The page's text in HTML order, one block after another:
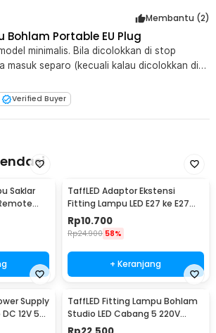
Membantu (2)
Bohlam Portable EU Plug
Bila dicolokkan di stop
masuk separo (kecuali kalau dicolokkan di
Beli 2 hanya untuk koleksi.
Verified Buyer
Saklar
680
TaffLED Adaptor Ekstensi
Fitting Lampu LED E27 ke E27
19.5cm 1 PCS - HF-400
Rp10.700
Rp24.900 58%
+ Keranjang
Supply
12V 5A
TaffLED Fitting Lampu Bohlam
Studio LED Cabang 5 220V
100W E27 - HU-500